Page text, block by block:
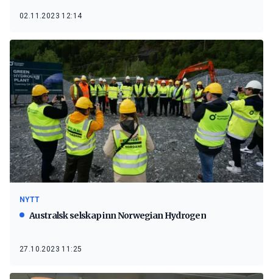
02.11.2023 12:14
NYTT
Australsk selskap inn Norwegian Hydrogen
27.10.2023 11:25